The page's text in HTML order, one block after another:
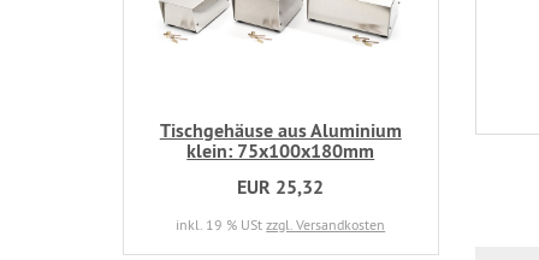
Tischgehäuse aus Aluminium
klein: 75x100x180mm
EUR 25,32
inkl. 19 % UStzzgl. Versandkosten